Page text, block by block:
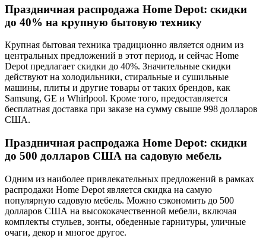
Праздничная распродажа Home Depot: скидки
до 40% на крупную бытовую технику
Крупная бытовая техника традиционно является одним из
центральных предложений в этот период, и сейчас Home
Depot предлагает скидки до 40%. Значительные скидки
действуют на холодильники, стиральные и сушильные
машины, плиты и другие товары от таких брендов, как
Samsung, GE и Whirlpool. Кроме того, предоставляется
бесплатная доставка при заказе на сумму свыше 998 долларов
США.
Праздничная распродажа Home Depot: скидки
до 500 долларов США на садовую мебель
Одним из наиболее привлекательных предложений в рамках
распродажи Home Depot является скидка на самую
популярную садовую мебель. Можно сэкономить до 500
долларов США на высококачественной мебели, включая
комплекты стульев, зонты, обеденные гарнитуры, уличные
очаги, декор и многое другое.